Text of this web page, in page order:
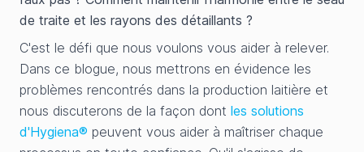
de traite et les rayons des détaillants ?
C'est le défi que nous voulons vous aider à relever.
Dans ce blogue, nous mettrons en évidence les
problèmes rencontrés dans la production laitière et
nous discuterons de la façon dont les solutions
d'Hygiena® peuvent vous aider à maîtriser chaque